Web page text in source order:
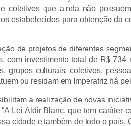
coletivos que ainda não
estabelecidos para obtenção da
de projetos de diferentes
com investimento total de R$ 734
grupos culturais, coletivos,
ou residam em Imperatriz há
a realização de novas
Lei Aldir Blanc, que tem caráter
cidade e também de todo o país.